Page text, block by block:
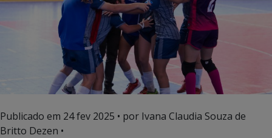
Publicado em 24 fev 2025 • por Ivana Claudia Souza de
Britto Dezen •